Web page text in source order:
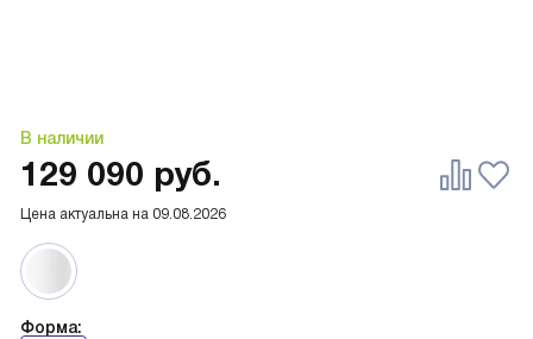
В наличии
Форма:
Цена актуальна на 09.08.2026
129 090 руб.